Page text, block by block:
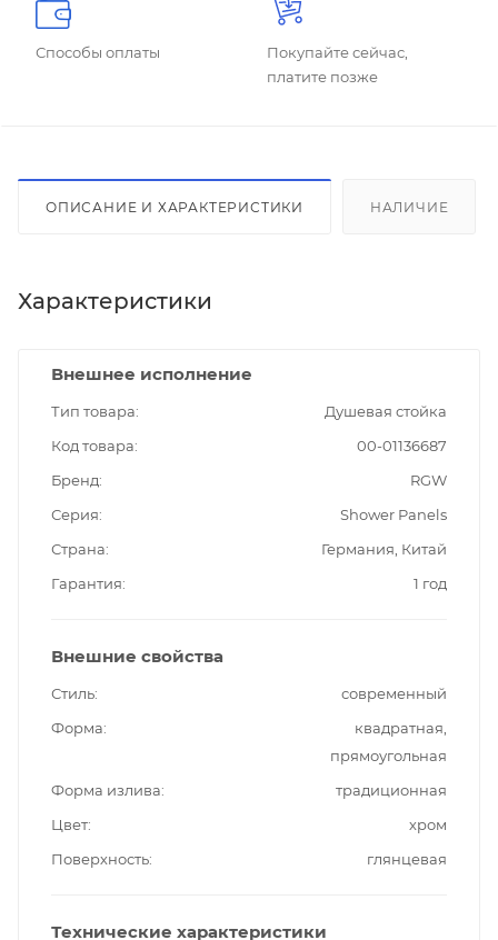
Способы оплаты
Покупайте сейчас,
платите позже
ОПИСАНИЕ И ХАРАКТЕРИСТИКИ НАЛИЧИЕ
Характеристики
Внешнее исполнение
Тип товара
Душевая стойка
Код товара
00-01136687
Бренд
RGW
Серия
Shower Panels
Страна
Германия, Китай
Гарантия
1 год
Внешние свойства
Стиль
современный
Форма
квадратная,
прямоугольная
Форма излива
традиционная
Цвет
хром
Поверхность
глянцевая
Технические характеристики